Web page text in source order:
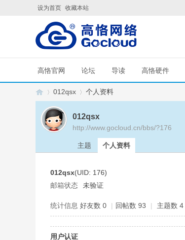
设为首页 收藏本站
高恪官网 论坛 导读 高恪硬件
012qsx 个人资料
012qsx
http://www.gocloud.cn/bbs/?176
主题 个人资料
012qsx(UID: 176)
邮箱状态
未验证
统计信息 好友数 0 | 回帖数 93 | 主题数 4
用户认证